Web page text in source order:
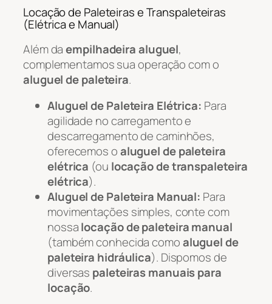
Locação de Paleteiras e Transpaleteiras
(Elétrica e Manual)
Além daempilhadeira aluguel,
complementamos sua operação com o
aluguel de paleteira.
Aluguel de Paleteira Elétrica: Para
agilidade no carregamento e
descarregamento de caminhões,
oferecemos oaluguel de paleteira
elétrica (ou locação de transpaleteira
elétrica).
Aluguel de Paleteira Manual: Para
movimentações simples, conte com
nossalocação de paleteira manual
(também conhecida comoaluguel de
paleteira hidráulica). Dispomos de
diversas paleteiras manuais para
locação.